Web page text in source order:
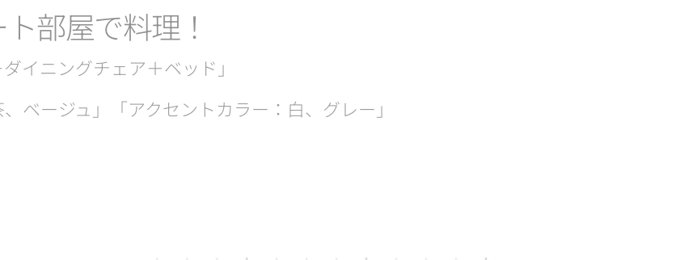
部屋で料理！
イニングチェア＋ベッド」
ベージュ」「アクセントカラー：白、グレー」